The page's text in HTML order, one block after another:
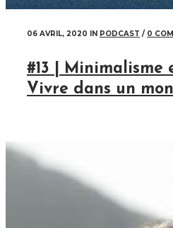
06 AVRIL, 2020 IN PODCAST / 0
#13 | Minimalisme
Vivre dans un